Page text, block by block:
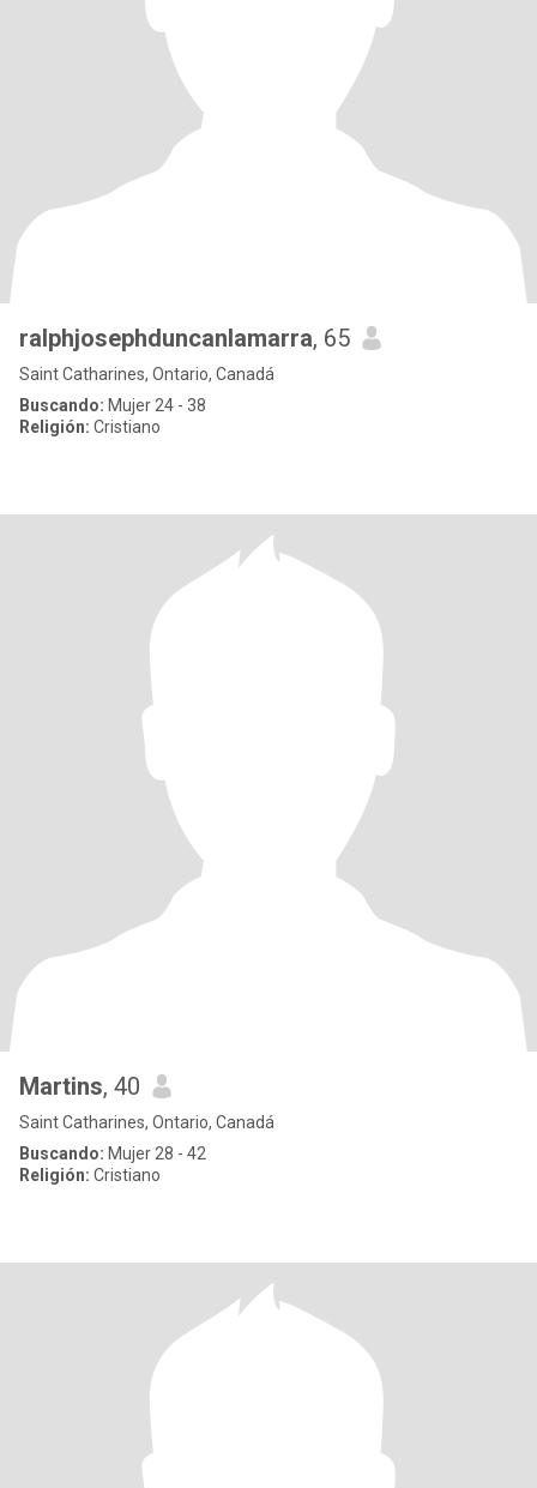
ralphjosephduncanlamarra, 65
Saint Catharines, Ontario, Canadá
Buscando: Mujer 24 - 38
Religión: Cristiano
Martins, 40
Saint Catharines, Ontario, Canadá
Buscando: Mujer 28 - 42
Religión: Cristiano